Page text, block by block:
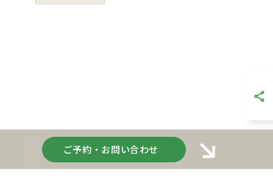
ご予約・お問い合わせ